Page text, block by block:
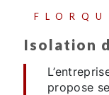
isolation
propose